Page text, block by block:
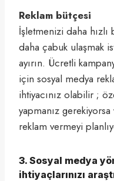
Reklam bütçesi
İşletmenizi daha
daha çabuk ulaşmak
ayırın. Ücretli
için sosyal medya
ihtiyacınız olabilir ;
yapmanız
reklam vermeyi
3. Sosyal medya
ihtiyaçlarınızı